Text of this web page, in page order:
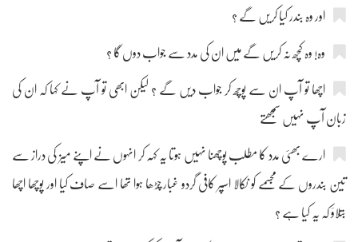
اور وہ بندر کیا کریں گے ؟
وہ! وہ کچھ نہ کریں گے میں ان کی مدد سے جواب دوں گا ؟
اچھا تو آپ ان سے پوچھ کر جواب دیں گے ؟ لیکن ابھی تو آپ نے کہا کہ ان کی
زبان آپ نہیں سمجھتے
ارے بھئی مدد کا مطلب پوچھنا نہیں ہوتا یہ کہہ کر انہوں نے اپنے میز کی دراز سے
تین بندروں کے مجسمے کو نکالا اسپر کافی گردو غبار چڑھا ہوا تھا اسے صاف کیا اور پوچھا اچھا
بتلاؤ کہ یہ کیا ہے ؟